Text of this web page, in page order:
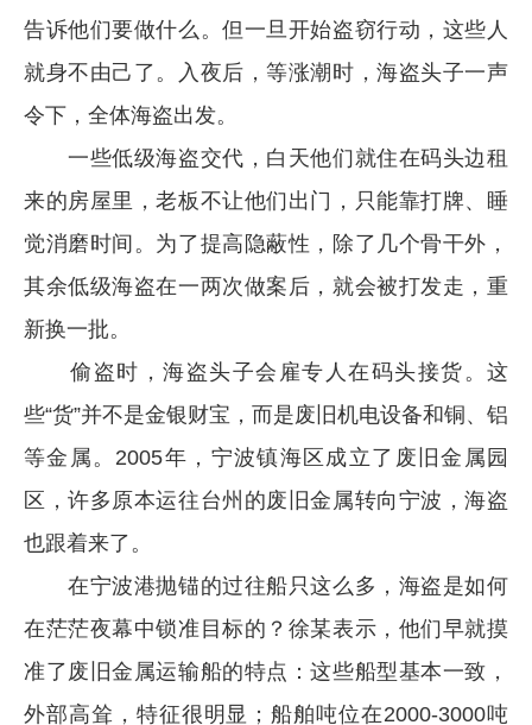
告诉他们要做什么。但一旦开始盗窃行动，这些人
就身不由己了。入夜后，等涨潮时，海盗头子一声
令下，全体海盗出发。
一些低级海盗交代，白天他们就住在码头边租
来的房屋里，老板不让他们出门，只能靠打牌、睡
觉消磨时间。为了提高隐蔽性，除了几个骨干外，
其余低级海盗在一两次做案后，就会被打发走，重
新换一批。
偷盗时，海盗头子会雇专人在码头接货。这
些“货”并不是金银财宝，而是废旧机电设备和铜、铝
等金属。2005年，宁波镇海区成立了废旧金属园
区，许多原本运往台州的废旧金属转向宁波，海盗
也跟着来了。
在宁波港抛锚的过往船只这么多，海盗是如何
在茫茫夜幕中锁准目标的？徐某表示，他们早就摸
准了废旧金属运输船的特点：这些船型基本一致，
外部高耸，特征很明显；船舶吨位在2000-3000吨